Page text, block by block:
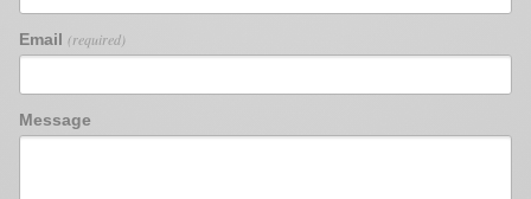
Email (required)
Message